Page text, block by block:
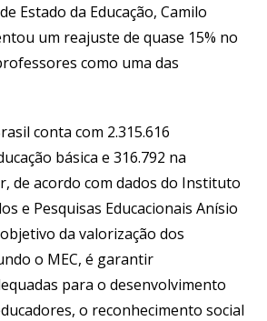
Estado da Educação, Camilo
um reajuste de quase 15% no
como uma das
conta com 2.315.616
básica e 316.792 na
de acordo com dados do Instituto
e Pesquisas Educacionais Anísio
da valorização dos
o MEC, é garantir
para o desenvolvimento
o reconhecimento social